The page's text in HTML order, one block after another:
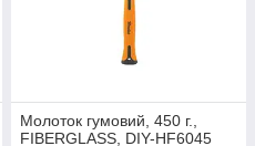
Молоток гумовий, 450 г.,
FIBERGLASS, DIY-HF6045